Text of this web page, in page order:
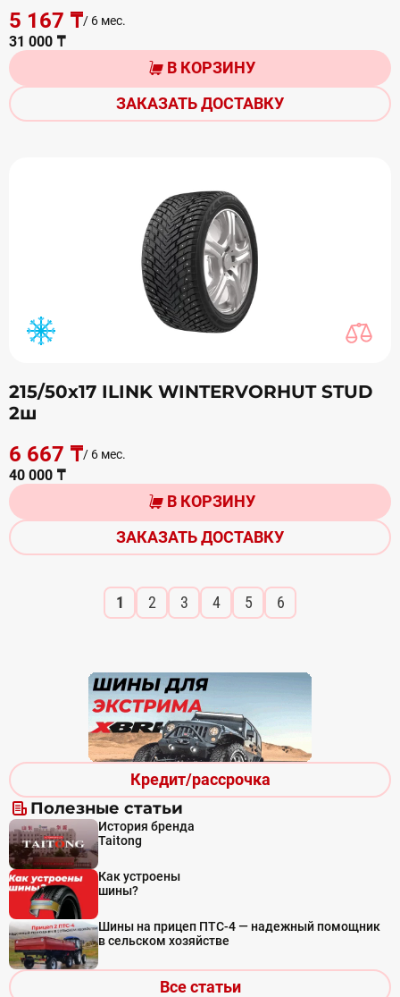
Кредит/рассрочка
Полезные статьи
История бренда
Taitong
Как устроены
шины?
Шины на прицеп ПТС-4 — надежный помощник
в сельском хозяйстве
Все статьи
5 167 ₸/ 6 мес.
31 000 ₸
В КОРЗИНУ
ЗАКАЗАТЬ ДОСТАВКУ
215/50х17 ILINK WINTERVORHUT STUD
2ш
6 667 ₸/ 6 мес.
40 000 ₸
В КОРЗИНУ
ЗАКАЗАТЬ ДОСТАВКУ
1 2 3 4 5 6